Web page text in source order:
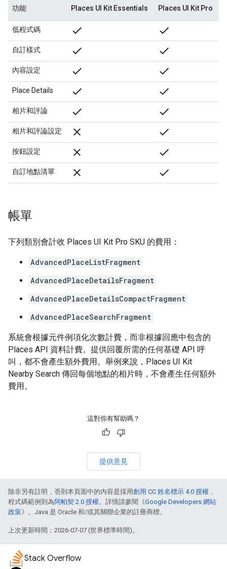
功能 Places UI Kit Essentials Places UI Kit Pro
低程式碼 done done
自訂樣式 done done
內容設定 done done
Place Details done done
相片和評論 check check
相片和評論設定 close check
按鈕設定 close check
自訂地點清單 close check
帳單
下列類別會計收 Places UI Kit Pro SKU 的費用：
AdvancedPlaceListFragment
AdvancedPlaceDetailsFragment
AdvancedPlaceDetailsCompactFragment
AdvancedPlaceSearchFragment
系統會根據元件例項化次數計費，而非根據回應中包含的
Places API 資料計費。提供回覆所需的任何基礎 API 呼
叫，都不會產生額外費用。舉例來說，Places UI Kit
Nearby Search 傳回每個地點的相片時，不會產生任何額外
費用。
這對你有幫助嗎？
提供意見
除非另有註明，否則本頁面中的內容是採用創用 CC 姓名標示 4.0 授權 ，
程式碼範例則為阿帕契 2.0 授權。詳情請參閱《Google Developers 網站
政策》。Java 是 Oracle 和/或其關聯企業的註冊商標。
上次更新時間：2026-07-07 (世界標準時間)。
Stack Overflow